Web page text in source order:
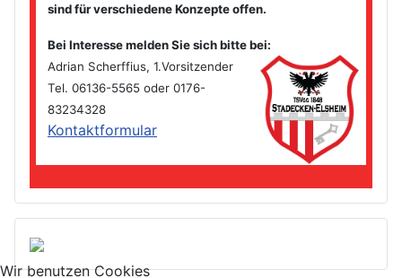
sind für verschiedene Konzepte offen.
Bei Interesse melden Sie sich bitte bei:
Adrian Scherffius, 1.Vorsitzender
Tel. 06136-5565 oder 0176-
83234328
Kontaktformular
Wir benutzen Cookies